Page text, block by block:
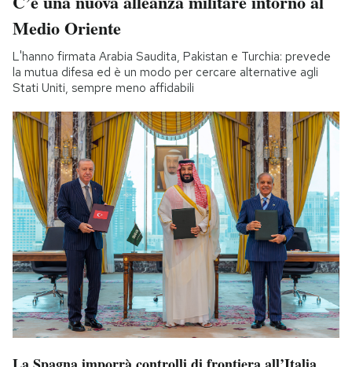
Medio Oriente
L'hanno firmata Arabia Saudita, Pakistan e Turchia: prevede
la mutua difesa ed è un modo per cercare alternative agli
Stati Uniti, sempre meno affidabili